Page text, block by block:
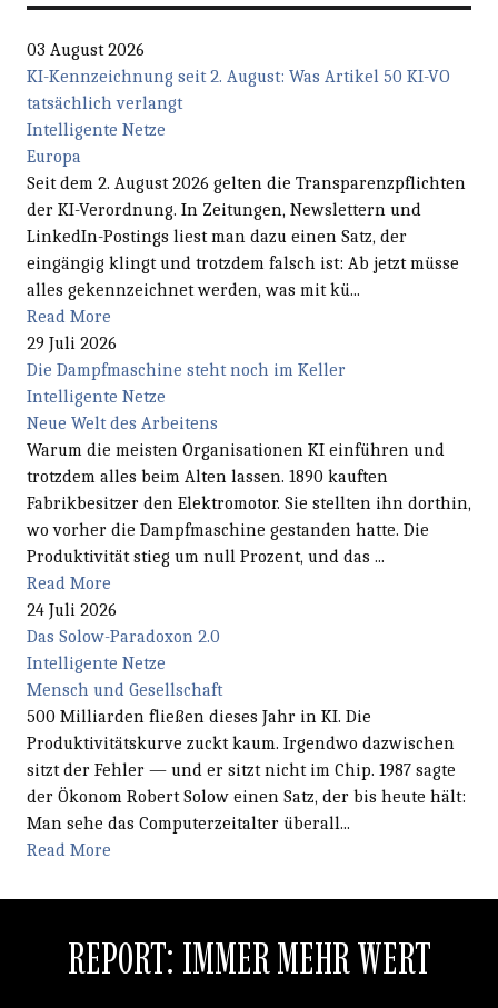
03 August 2026
KI-Kennzeichnung seit 2. August: Was Artikel 50 KI-VO
tatsächlich verlangt
Intelligente Netze
Europa
Seit dem 2. August 2026 gelten die Transparenzpflichten
der KI-Verordnung. In Zeitungen, Newslettern und
LinkedIn-Postings liest man dazu einen Satz, der
eingängig klingt und trotzdem falsch ist: Ab jetzt müsse
alles gekennzeichnet werden, was mit kü...
Read More
29 Juli 2026
Die Dampfmaschine steht noch im Keller
Intelligente Netze
Neue Welt des Arbeitens
Warum die meisten Organisationen KI einführen und
trotzdem alles beim Alten lassen. 1890 kauften
Fabrikbesitzer den Elektromotor. Sie stellten ihn dorthin,
wo vorher die Dampfmaschine gestanden hatte. Die
Produktivität stieg um null Prozent, und das ...
Read More
24 Juli 2026
Das Solow-Paradoxon 2.0
Intelligente Netze
Mensch und Gesellschaft
500 Milliarden fließen dieses Jahr in KI. Die
Produktivitätskurve zuckt kaum. Irgendwo dazwischen
sitzt der Fehler — und er sitzt nicht im Chip. 1987 sagte
der Ökonom Robert Solow einen Satz, der bis heute hält:
Man sehe das Computerzeitalter überall...
Read More
REPORT: IMMER MEHR WERT